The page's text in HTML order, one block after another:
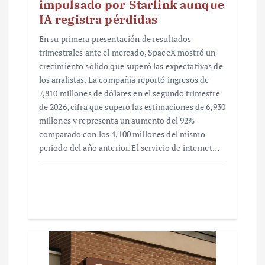
impulsado por Starlink aunque
IA registra pérdidas
En su primera presentación de resultados
trimestrales ante el mercado, SpaceX mostró un
crecimiento sólido que superó las expectativas de
los analistas. La compañía reportó ingresos de
7,810 millones de dólares en el segundo trimestre
de 2026, cifra que superó las estimaciones de 6,930
millones y representa un aumento del 92%
comparado con los 4,100 millones del mismo
periodo del año anterior. El servicio de internet…